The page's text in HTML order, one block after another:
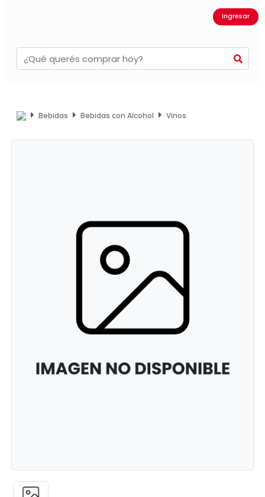
Ingresar
Bebidas Bebidas con Alcohol Vinos